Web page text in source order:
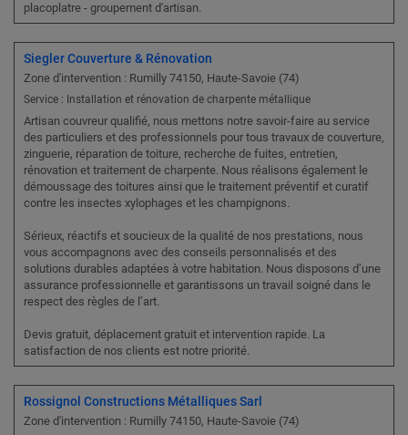
placoplatre - groupement d'artisan.
Siegler Couverture & Rénovation
Zone d'intervention : Rumilly 74150, Haute-Savoie (74)
Service : Installation et rénovation de charpente métallique
Artisan couvreur qualifié, nous mettons notre savoir-faire au service
des particuliers et des professionnels pour tous travaux de couverture,
zinguerie, réparation de toiture, recherche de fuites, entretien,
rénovation et traitement de charpente. Nous réalisons également le
démoussage des toitures ainsi que le traitement préventif et curatif
contre les insectes xylophages et les champignons.
Sérieux, réactifs et soucieux de la qualité de nos prestations, nous
vous accompagnons avec des conseils personnalisés et des
solutions durables adaptées à votre habitation. Nous disposons d’une
assurance professionnelle et garantissons un travail soigné dans le
respect des règles de l’art.
Devis gratuit, déplacement gratuit et intervention rapide. La
satisfaction de nos clients est notre priorité.
Rossignol Constructions Métalliques Sarl
Zone d'intervention : Rumilly 74150, Haute-Savoie (74)